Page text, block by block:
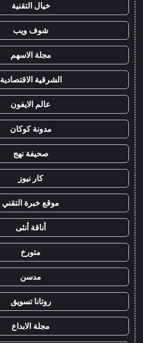
خيال التقنية
شوف ويب
مجلة الاسهم
الشرقية الاقتصادية
عالم الايفون
مدونة كوكان
صحيفة نهج
كار نيوز
موقع خبرة التقني
أناقة أنثى
متورخ
مدسن
روتانا تسويق
مجلة الابداع